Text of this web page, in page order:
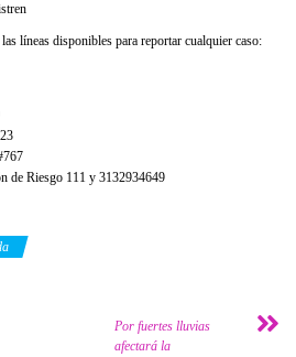
líneas disponibles para reportar cualquier caso:
de Riesgo 111 y 3132934649
Por fuertes lluvias
afectará la